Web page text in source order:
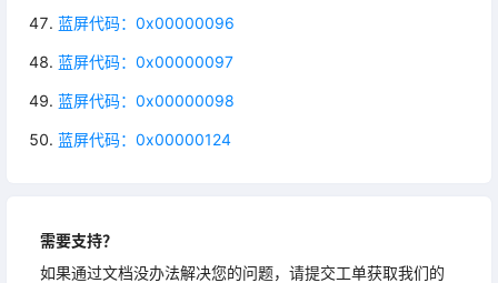
蓝屏代码：0x00000096
蓝屏代码：0x00000097
蓝屏代码：0x00000098
蓝屏代码：0x00000124
需要支持？
如果通过文档没办法解决您的问题，请提交工单获取我们的